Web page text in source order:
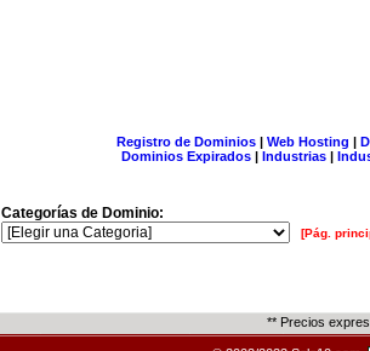
Registro de Dominios| Web Hosting |
Dominios Expirados | Industrias |
Categorías de Dominio:
[Pág.
** Precios